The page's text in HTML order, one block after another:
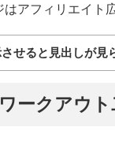
はアフィリエイト
させると見出しが見
ークアウ